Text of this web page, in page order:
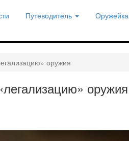
Путеводитель Оружейка
оружия
оружия